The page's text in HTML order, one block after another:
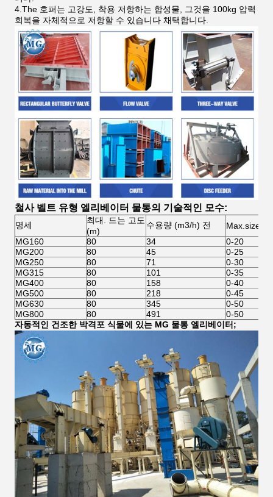
4.The 호퍼는 고강도, 착용 저항하는 합성물, 그것을 100kg 압력
회복을 자체적으로 저항할 수 있습니다 채택합니다.
철사 벨트 유형 엘리베이터 물통의 기술적인 모수:
명세
최대. 드는 고도
(m)
수용량 (m3/h) 전
Max.size
MG160
80 34
0-20
MG200
80 45
0-25
MG250
80 71
0-30
MG315
80 101
0-35
MG400
80 158
0-40
MG500
80 218
0-45
MG630
80 345
0-50
MG800
80 491
0-50
자동적인 건조한 박격포 식물에 있는 MG 물통 엘리베이터;